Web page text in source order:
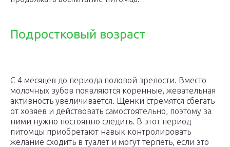
Подростковый возраст
С 4 месяцев до периода половой зрелости. Вместо
молочных зубов появляются коренные, жевательная
активность увеличивается. Щенки стремятся сбегать
от хозяев и действовать самостоятельно, поэтому за
ними нужно постоянно следить. В этот период
питомцы приобретают навык контролировать
желание сходить в туалет и могут терпеть, если это